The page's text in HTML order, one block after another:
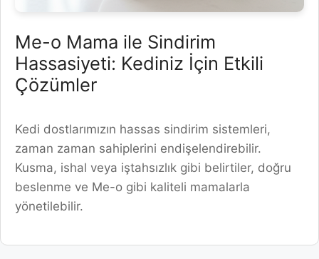
Me-o Mama ile Sindirim
Hassasiyeti: Kediniz İçin Etkili
Çözümler
Kedi dostlarımızın hassas sindirim sistemleri,
zaman zaman sahiplerini endişelendirebilir.
Kusma, ishal veya iştahsızlık gibi belirtiler, doğru
beslenme ve Me-o gibi kaliteli mamalarla
yönetilebilir.